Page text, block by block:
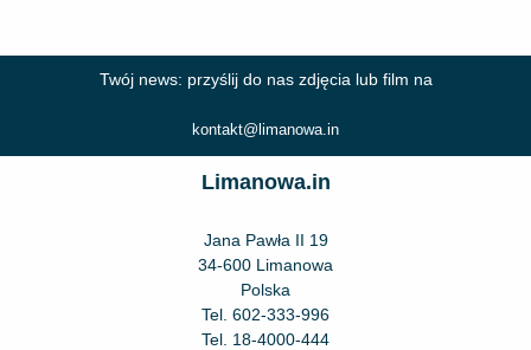
Twój news: przyślij do nas zdjęcia lub film na
kontakt@limanowa.in
Limanowa.in
Jana Pawła II 19
34-600 Limanowa
Polska
Tel. 602-333-996
Tel. 18-4000-444